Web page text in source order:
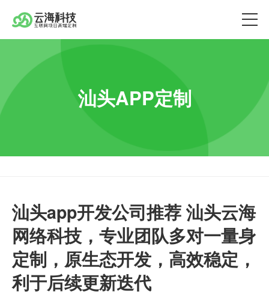
汕头APP定制
汕头app开发公司推荐 汕头云海
网络科技，专业团队多对一量身
定制，原生态开发，高效稳定，
利于后续更新迭代